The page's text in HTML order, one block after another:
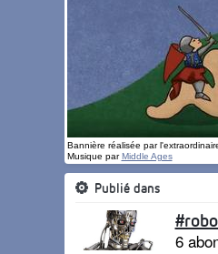
Bannière réalisée par
Musique parMiddle Ages
Publié dans
6